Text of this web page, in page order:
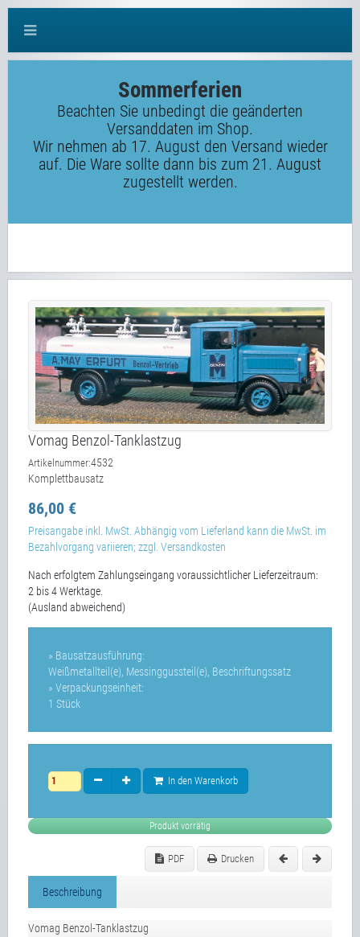
Sommerferien
Beachten Sie unbedingt die geänderten
Versanddaten im Shop.
Wir nehmen ab 17. August den Versand wieder
auf. Die Ware sollte dann bis zum 21. August
zugestellt werden.
Vomag Benzol-Tanklastzug
Artikelnummer:4532
Komplettbausatz
86,00 €
Preisangabe inkl. MwSt. Abhängig vom Lieferland kann die MwSt. im
Bezahlvorgang variieren; zzgl. Versandkosten
Nach erfolgtem Zahlungseingang voraussichtlicher Lieferzeitraum:
2 bis 4 Werktage.
(Ausland abweichend)
» Bausatzausführung:
Weißmetallteil(e), Messinggussteil(e), Beschriftungssatz
» Verpackungseinheit:
1 Stück
In den Warenkorb
Produkt vorrätig
PDF Drucken
Beschreibung
Vomag Benzol-Tanklastzug